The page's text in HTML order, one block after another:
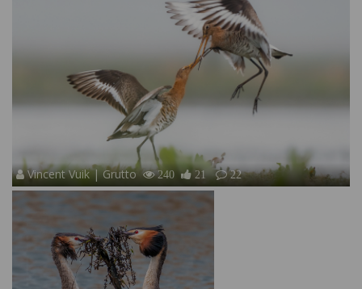
Vincent Vuik | Grutto 240 21 22